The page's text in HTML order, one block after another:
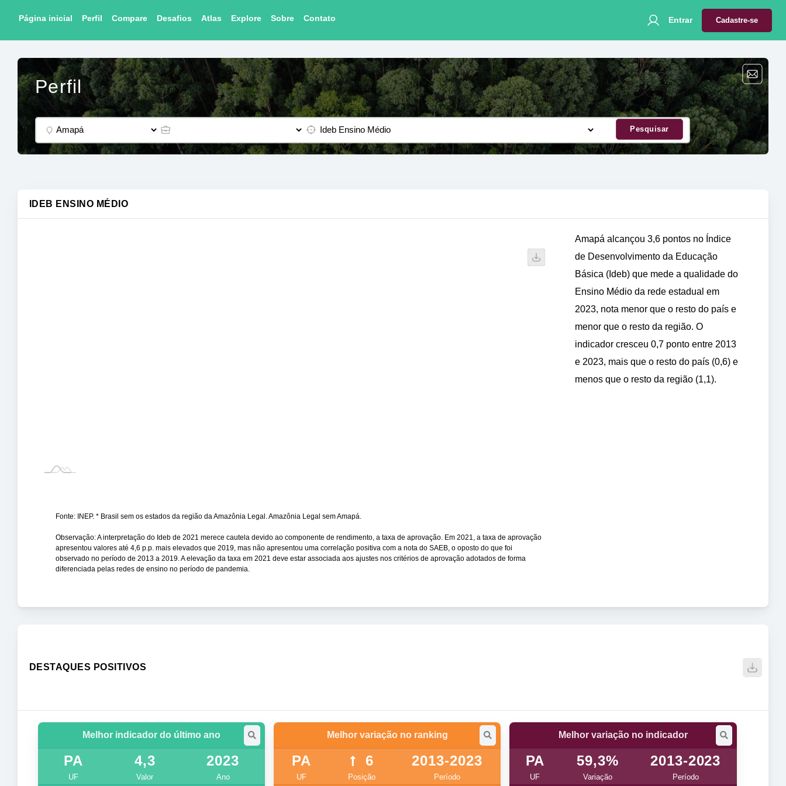
Página inicial Perfil Compare Desafios Atlas Explore Sobre Contato Entrar Cadastre-se
Perfil
Pesquisar
IDEB ENSINO MÉDIO
Fonte: INEP. * Brasil sem os estados da região da Amazônia Legal. Amazônia Legal sem Amapá.
Observação: A interpretação do Ideb de 2021 merece cautela devido ao componente de rendimento, a taxa de aprovação. Em 2021, a taxa de aprovação
apresentou valores até 4,6 p.p. mais elevados que 2019, mas não apresentou uma correlação positiva com a nota do SAEB, o oposto do que foi
observado no período de 2013 a 2019. A elevação da taxa em 2021 deve estar associada aos ajustes nos critérios de aprovação adotados de forma
diferenciada pelas redes de ensino no período de pandemia.
Amapá alcançou 3,6 pontos no Índice
de Desenvolvimento da Educação
Básica (Ideb) que mede a qualidade do
Ensino Médio da rede estadual em
2023, nota menor que o resto do país e
menor que o resto da região. O
indicador cresceu 0,7 ponto entre 2013
e 2023, mais que o resto do país (0,6) e
menos que o resto da região (1,1).
DESTAQUES POSITIVOS
Melhor indicador do último ano
PA
UF
4,3
Valor
2023
Ano
Melhor variação no ranking
PA
UF
6
Posição
2013-2023
Período
Melhor variação no indicador
PA
UF
59,3%
Variação
2013-2023
Período